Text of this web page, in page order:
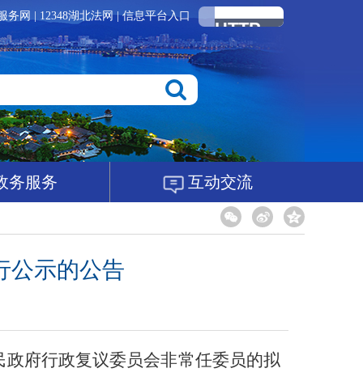
务网 12348湖北法网|信息平台入口
务服务 互动交流
公示的公告
府行政复议委员会非常任委员的拟